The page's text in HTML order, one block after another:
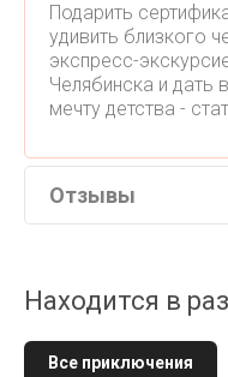
Подарить
удивить близкого
экспресс-
Челябинска и дать
мечту детства -
Отзывы
Находится в
Все приключения